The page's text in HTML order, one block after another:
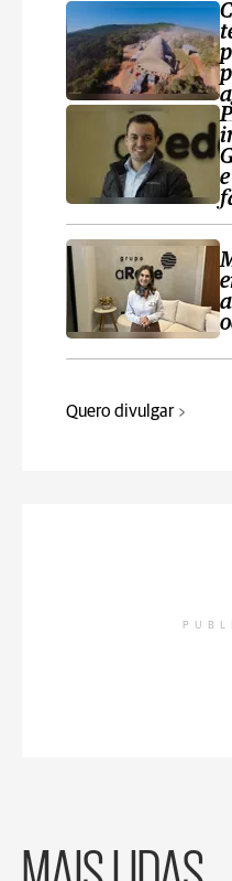
Quero divulgar
MAIS LIDAS